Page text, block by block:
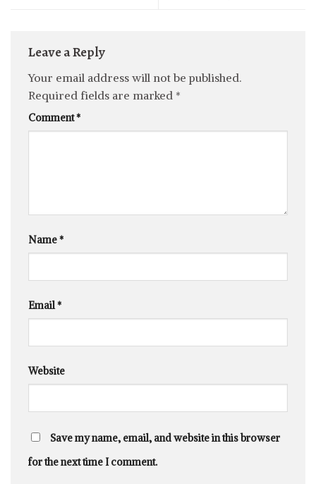
Leave a Reply
Your email address will not be published.
Required fields are marked *
Comment*
Name*
Email*
Website
Save my name, email, and website in this browser
for the next time I comment.